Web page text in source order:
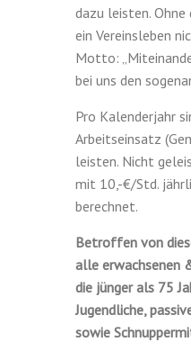
dazu leisten.
ein Vereinsleben
Motto:
bei uns den
Pro Kalenderjahr
Arbeitseinsatz
leisten. Nicht
mit 10,-€/Std.
berechnet.
Betroffen von
alle erwachsenen
die jünger als 75
Jugendliche,
sowie